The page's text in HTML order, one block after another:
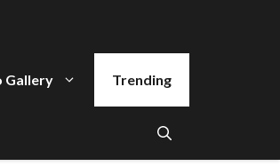
Gallery Trending